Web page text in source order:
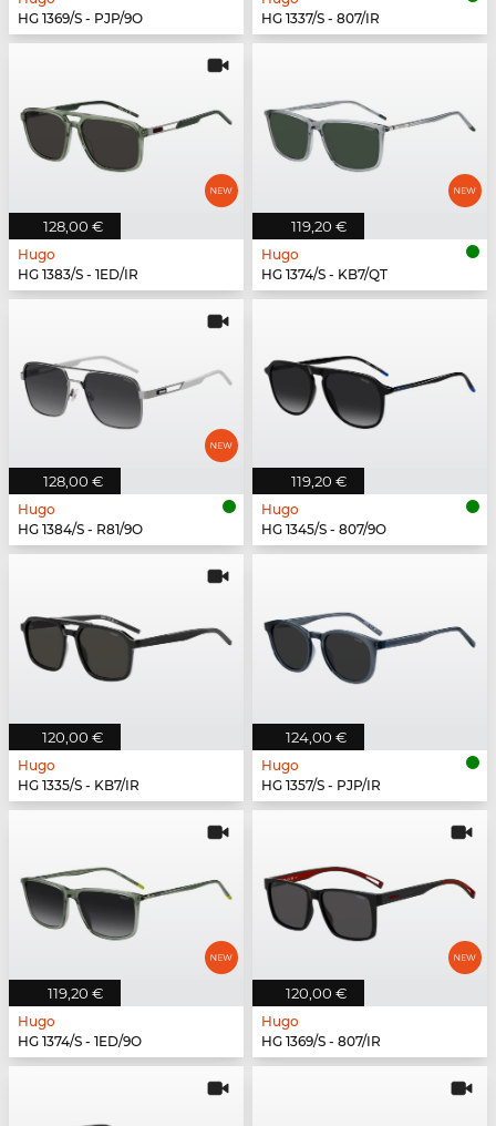
HG 1369/S - PJP/9O
HG 1337/S - 807/IR
128,00 €
Hugo
HG 1383/S - 1ED/IR
119,20 €
Hugo
HG 1374/S - KB7/QT
128,00 €
Hugo
HG 1384/S - R81/9O
119,20 €
Hugo
HG 1345/S - 807/9O
120,00 €
Hugo
HG 1335/S - KB7/IR
124,00 €
Hugo
HG 1357/S - PJP/IR
119,20 €
Hugo
HG 1374/S - 1ED/9O
120,00 €
Hugo
HG 1369/S - 807/IR